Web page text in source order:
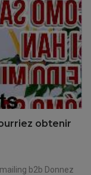
obtenir
b2b Donnez